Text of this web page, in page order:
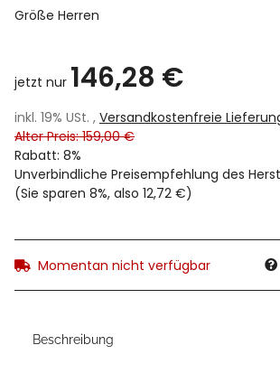
Größe Herren
jetzt nur 146,28 €
inkl. 19% USt. , Versandkostenfreie
Alter Preis: 159,00 €
Rabatt: 8%
Unverbindliche Preisempfehlung des
(Sie sparen 8%, also 12,72 €)
Momentan nicht verfügbar
Beschreibung